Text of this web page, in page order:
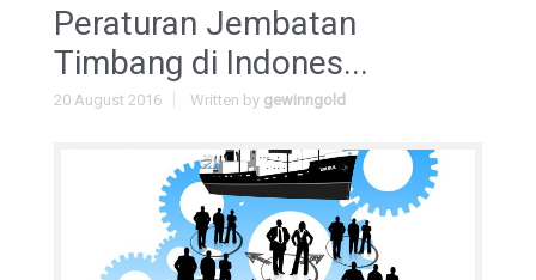
Peraturan Jembatan
Timbang di Indones...
20 August 2016 Written by gewinngold